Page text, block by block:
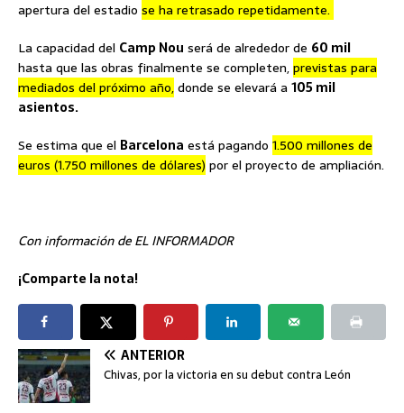
apertura del estadio se ha retrasado repetidamente.
La capacidad del Camp Nou será de alrededor de 60 mil
hasta que las obras finalmente se completen,previstas para
mediados del próximo año,donde se elevará a 105 mil
asientos.
Se estima que el Barcelona está pagando 1.500 millones de
euros (1.750 millones de dólares) por el proyecto de ampliación.
Con información de EL INFORMADOR
¡Comparte la nota!
ANTERIOR
Chivas, por la victoria en su debut contra León